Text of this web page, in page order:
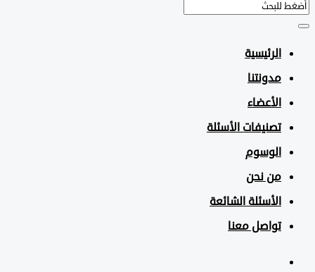
الرئيسية
مدونتنا
الأعضاء
تصنيفات الأسئلة
الوسوم
من نحن
الأسئلة الشائعة
تواصل معنا